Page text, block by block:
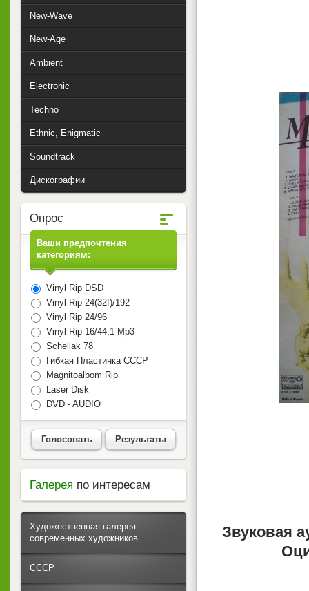
Звуковая
New-Wave
New-Age
Ambient
Electronic
Techno
Ethnic, Enigmatic
Soundtrack
Дискографии
Опрос
Ваши предпочтения
категориям:
Vinyl Rip DSD
Vinyl Rip 24(32f)/192
Vinyl Rip 24/96
Vinyl Rip 16/44,1 Mp3
Schellak 78
Гибкая Пластинка СССР
Magnitoalbom Rip
Laser Disk
DVD - AUDIO
Голосовать Результаты
Галерея по интересам
Художественная галерея
современных художников
СССР